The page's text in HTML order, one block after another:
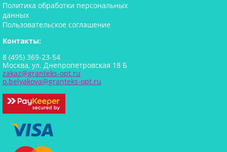
Политика обработки персональных
данных
Пользовательское соглашение
Контакты:
8 (495) 369-23-54
Москва, ул. Днепропетровская 18 Б
zakaz@granteks-opt.ru
o.belyakova@granteks-opt.ru